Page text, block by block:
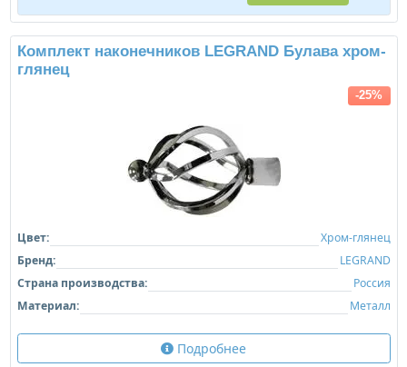
Комплект наконечников LEGRAND Булава хром-
глянец
-25%
Цвет:
Хром-глянец
Бренд:
LEGRAND
Страна производства:
Россия
Материал:
Металл
Подробнее